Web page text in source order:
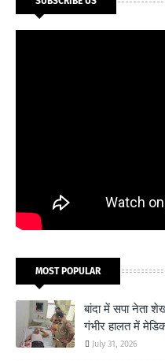
MOST POPULAR
बांदा में सपा नेता
गंभीर हालत में
July 31, 2026